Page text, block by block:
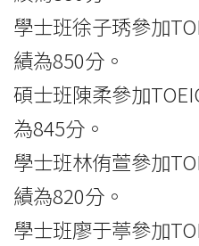
學士班徐子琇參加
績為850分。
碩士班陳柔參加
為845分。
學士班林侑萱參加
績為820分。
學士班廖于葶參加